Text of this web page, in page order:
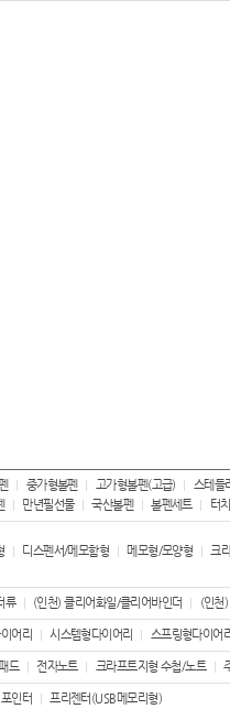
중가형볼펜 고가형볼펜(고급) 스테들
만년필선물 국산볼펜 볼펜세트 터
디스펜서/메모함형 메모형/모양형 크
류 (인천) 클리어화일/클리어바인더 (인천
어리 시스템형다이어리 스프링형다이어
드 전자노트 크라프트지형 수첩/노트
인터 프리젠터(USB메모리형)